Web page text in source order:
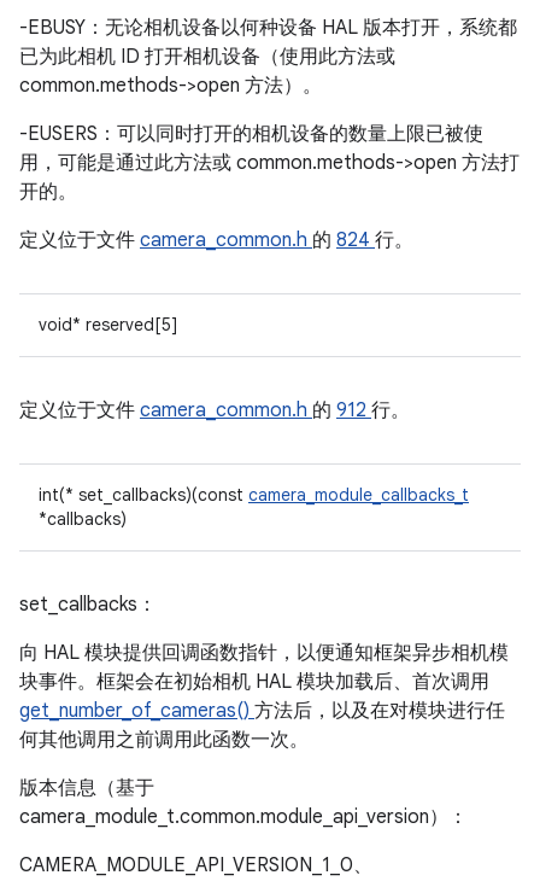
-EBUSY：无论相机设备以何种设备 HAL 版本打开，系统都
已为此相机 ID 打开相机设备（使用此方法或
common.methods->open 方法）。
-EUSERS：可以同时打开的相机设备的数量上限已被使
用，可能是通过此方法或 common.methods->open 方法打
开的。
定义位于文件 camera_common.h 的 824 行。
void* reserved[5]
定义位于文件 camera_common.h 的 912 行。
int(* set_callbacks)(const camera_module_callbacks_t
*callbacks)
set_callbacks：
向 HAL 模块提供回调函数指针，以便通知框架异步相机模
块事件。框架会在初始相机 HAL 模块加载后、首次调用
get_number_of_cameras() 方法后，以及在对模块进行任
何其他调用之前调用此函数一次。
版本信息（基于
camera_module_t.common.module_api_version）：
CAMERA_MODULE_API_VERSION_1_0、